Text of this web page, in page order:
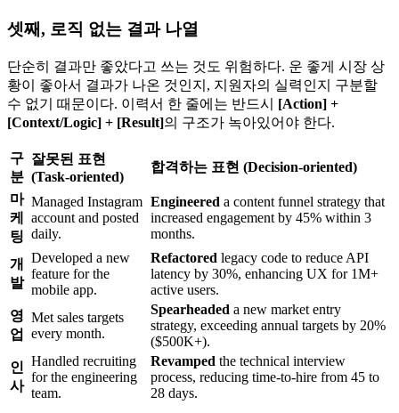
셋째, 로직 없는 결과 나열
단순히 결과만 좋았다고 쓰는 것도 위험하다. 운 좋게 시장 상
황이 좋아서 결과가 나온 것인지, 지원자의 실력인지 구분할
수 없기 때문이다. 이력서 한 줄에는 반드시 [Action] +
[Context/Logic] + [Result]​의 구조가 녹아있어야 한다.
구
분
잘못된 표현
(Task-oriented)
합격하는 표현 (Decision-oriented)
마
케
팅
Managed Instagram
account and posted
daily.
Engineered a content funnel strategy that
increased engagement by 45% within 3
months.
개
발
Developed a new
feature for the
mobile app.
Refactored legacy code to reduce API
latency by 30%, enhancing UX for 1M+
active users.
영
업
Met sales targets
every month.
Spearheaded a new market entry
strategy, exceeding annual targets by 20%
($500K+).
인
사
Handled recruiting
for the engineering
team.
Revamped the technical interview
process, reducing time-to-hire from 45 to
28 days.